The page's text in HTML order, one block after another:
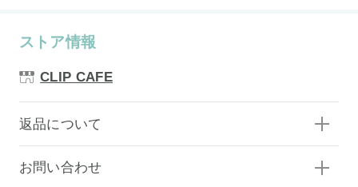
ストア情報
CLIP CAFE
返品について
お問い合わせ